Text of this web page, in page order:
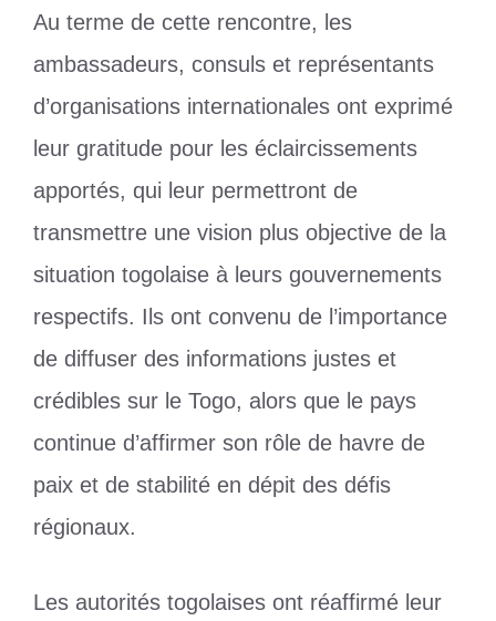
Au terme de cette rencontre, les
ambassadeurs, consuls et représentants
d’organisations internationales ont exprimé
leur gratitude pour les éclaircissements
apportés, qui leur permettront de
transmettre une vision plus objective de la
situation togolaise à leurs gouvernements
respectifs. Ils ont convenu de l’importance
de diffuser des informations justes et
crédibles sur le Togo, alors que le pays
continue d’affirmer son rôle de havre de
paix et de stabilité en dépit des défis
régionaux.
Les autorités togolaises ont réaffirmé leur